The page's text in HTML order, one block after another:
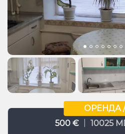
ОРЕНДА /
500 €
10025